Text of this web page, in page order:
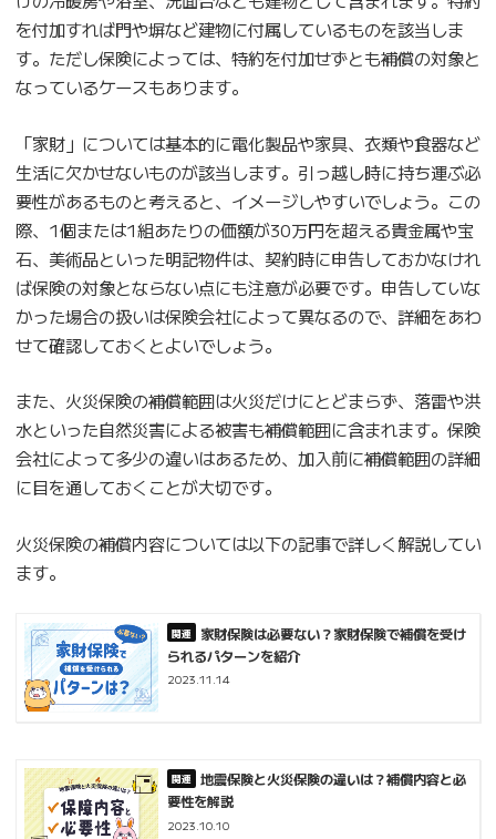
を付加すれば門や塀など建物に付属しているものを該当しま
す。ただし保険によっては、特約を付加せずとも補償の対象と
なっているケースもあります。
「家財」については基本的に電化製品や家具、衣類や食器など
生活に欠かせないものが該当します。引っ越し時に持ち運ぶ必
要性があるものと考えると、イメージしやすいでしょう。この
際、1個または1組あたりの価額が30万円を超える貴金属や宝
石、美術品といった明記物件は、契約時に申告しておかなけれ
ば保険の対象とならない点にも注意が必要です。申告していな
かった場合の扱いは保険会社によって異なるので、詳細をあわ
せて確認しておくとよいでしょう。
また、火災保険の補償範囲は火災だけにとどまらず、落雷や洪
水といった自然災害による被害も補償範囲に含まれます。保険
会社によって多少の違いはあるため、加入前に補償範囲の詳細
に目を通しておくことが大切です。
火災保険の補償内容については以下の記事で詳しく解説してい
ます。
家財保険は必要ない？家財保険で補償を受け
られるパターンを紹介
2023.11.14
地震保険と火災保険の違いは？補償内容と必
要性を解説
2023.10.10